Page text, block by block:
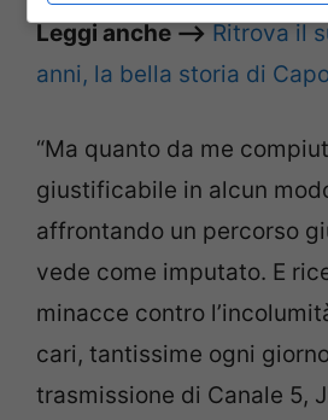
Leggi anche –> Ritrova il
anni, la bella storia di
“Ma quanto da me
giustificabile in alcun
affrontando un percorso
vede come imputato. E
minacce contro
cari, tantissime ogni
trasmissione di Canale 5,